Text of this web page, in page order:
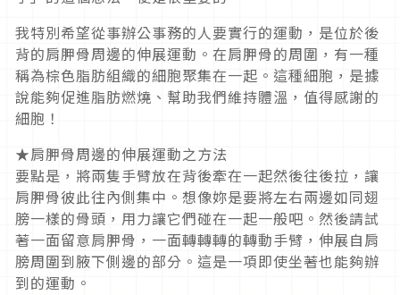
我特別希望從事辦公事務的人要實行的運動，是位於後
背的肩胛骨周邊的伸展運動。在肩胛骨的周圍，有一種
稱為棕色脂肪組織的細胞聚集在一起。這種細胞，是據
說能夠促進脂肪燃燒、幫助我們維持體溫，值得感謝的
細胞！
★肩胛骨周邊的伸展運動之方法
要點是，將兩隻手臂放在背後牽在一起然後往後拉，讓
肩胛骨彼此往內側集中。想像妳是要將左右兩邊如同翅
膀一樣的骨頭，用力讓它們碰在一起一般吧。然後請試
著一面留意肩胛骨，一面轉轉轉的轉動手臂，伸展自肩
膀周圍到腋下側邊的部分。這是一項即使坐著也能夠辦
到的運動。